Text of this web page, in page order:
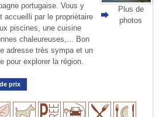
portugaise. Vous y
accueilli par le propriétaire
piscines, une cuisine
chaleu­reuses,... Bon
adresse très sympa et un
pour explorer la région.
prix
Plus de
photos